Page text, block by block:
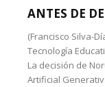
ANTES DE
(Francisco Silva-
Tecnología
La decisión de
Artificial